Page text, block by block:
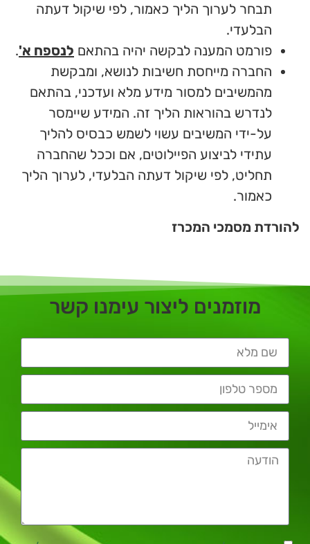
תבחר לערוך הליך כאמור, לפי שיקול דעתה
הבלעדי.
פורמט המענה לבקשה יהיה בהתאם לנספח א'.
החברה מייחסת חשיבות לנושא, ומבקשת
מהמשיבים למסור מידע מלא ועדכני, בהתאם
לנדרש בהוראות הליך זה. המידע שיימסר
על-ידי המשיבים עשוי לשמש כבסיס להליך
עתידי לביצוע הפיילוטים, אם וככל שהחברה
תחליט, לפי שיקול דעתה הבלעדי, לערוך הליך
כאמור.
להורדת מסמכי המכרז
מוזמנים ליצור עימנו קשר